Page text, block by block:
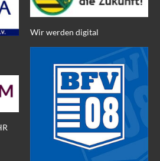
Wir werden digital